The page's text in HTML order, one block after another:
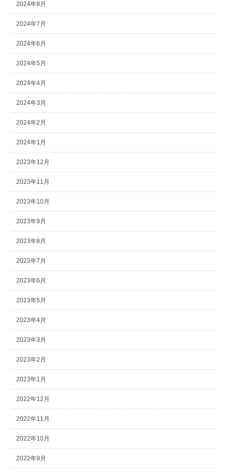
2024年8月
2024年7月
2024年6月
2024年5月
2024年4月
2024年3月
2024年2月
2024年1月
2023年12月
2023年11月
2023年10月
2023年9月
2023年8月
2023年7月
2023年6月
2023年5月
2023年4月
2023年3月
2023年2月
2023年1月
2022年12月
2022年11月
2022年10月
2022年9月